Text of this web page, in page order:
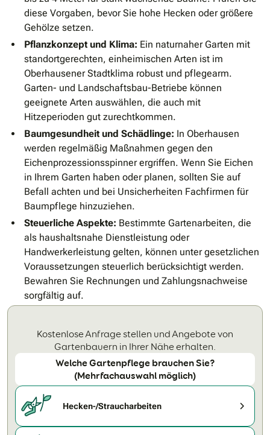
diese Vorgaben, bevor Sie hohe Hecken oder größere
Gehölze setzen.
Pflanzkonzept und Klima: Ein naturnaher Garten mit
standortgerechten, einheimischen Arten ist im
Oberhausener Stadtklima robust und pflegearm.
Garten- und Landschaftsbau-Betriebe können
geeignete Arten auswählen, die auch mit
Hitzeperioden gut zurechtkommen.
Baumgesundheit und Schädlinge: In Oberhausen
werden regelmäßig Maßnahmen gegen den
Eichenprozessionsspinner ergriffen. Wenn Sie Eichen
in Ihrem Garten haben oder planen, sollten Sie auf
Befall achten und bei Unsicherheiten Fachfirmen für
Baumpflege hinzuziehen.
Steuerliche Aspekte: Bestimmte Gartenarbeiten, die
als haushaltsnahe Dienstleistung oder
Handwerkerleistung gelten, können unter gesetzlichen
Voraussetzungen steuerlich berücksichtigt werden.
Bewahren Sie Rechnungen und Zahlungsnachweise
sorgfältig auf.
Kostenlose Anfrage stellen und Angebote von
Gartenbauern in Ihrer Nähe erhalten.
Welche Gartenpflege brauchen Sie?
(Mehrfachauswahl möglich)
Hecken-/Strauch­arbeiten